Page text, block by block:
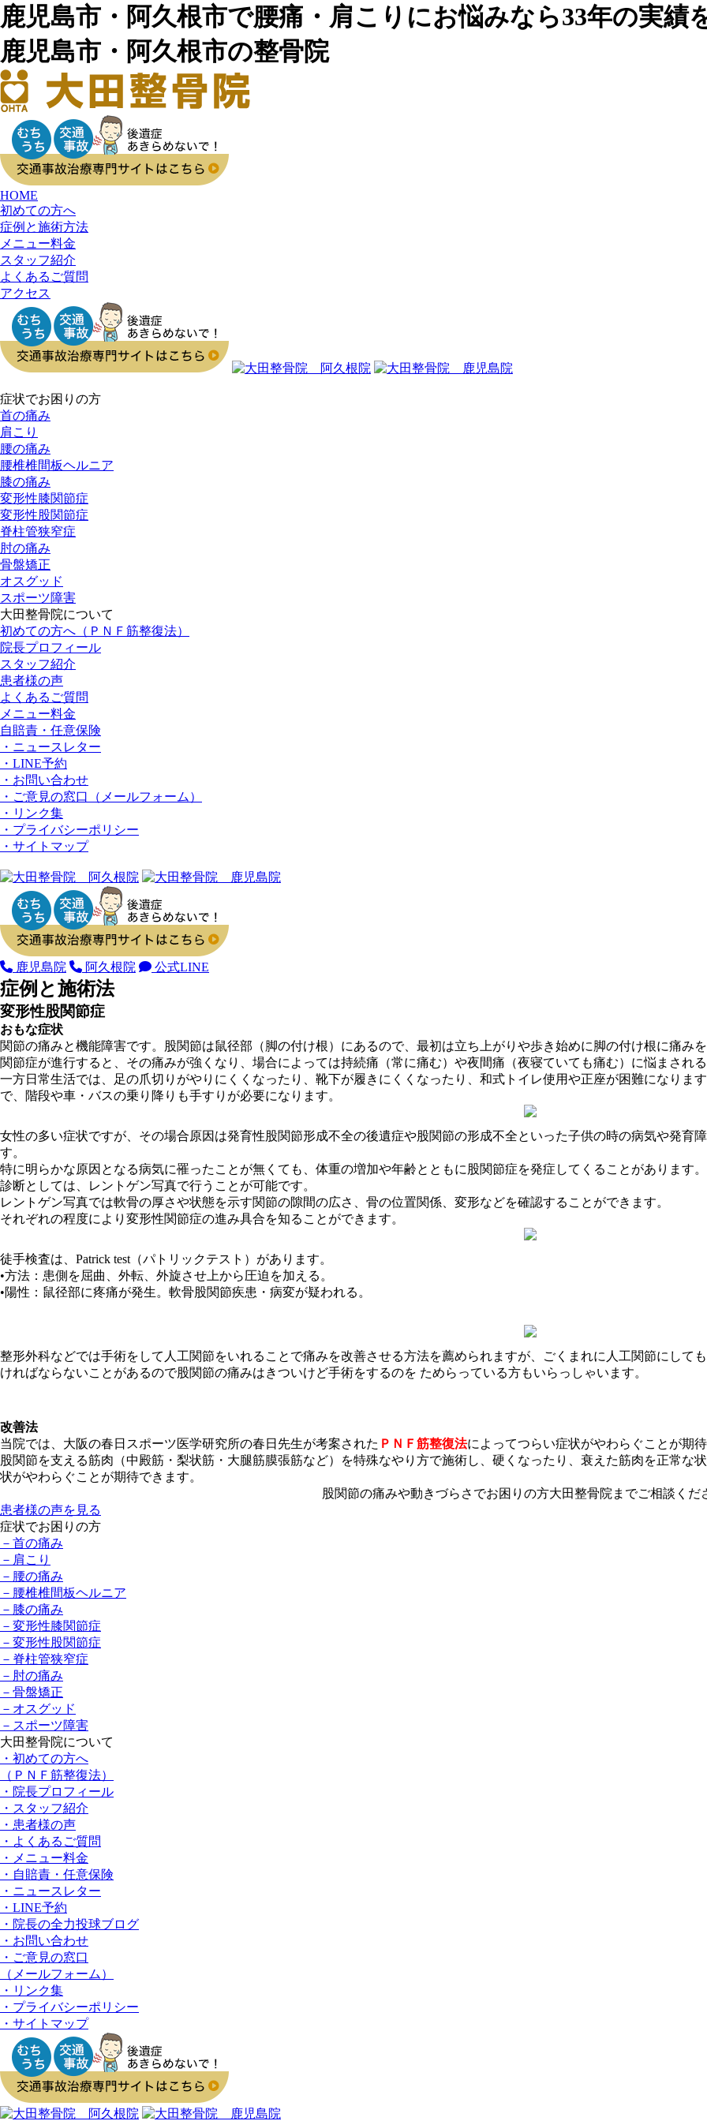
鹿児島市・阿久根市で腰痛・肩こりにお悩みなら33年の実績
鹿児島市・阿久根市の整骨院
HOME
初めての方へ
症例と施術方法
メニュー料金
スタッフ紹介
よくあるご質問
アクセス
症状でお困りの方
首の痛み
肩こり
腰の痛み
腰椎椎間板ヘルニア
膝の痛み
変形性膝関節症
変形性股関節症
脊柱管狭窄症
肘の痛み
骨盤矯正
オスグッド
スポーツ障害
大田整骨院について
初めての方へ（ＰＮＦ筋整復法）
院長プロフィール
スタッフ紹介
患者様の声
よくあるご質問
メニュー料金
⾃賠責・任意保険
・ニュースレター
・LINE予約
・お問い合わせ
・ご意見の窓⼝（メールフォーム）
・リンク集
・プライバシーポリシー
・サイトマップ
鹿児島院 阿久根院 公式LINE
症例と施術法
変形性股関節症
おもな症状
関節の痛みと機能障害です。股関節は鼠径部（脚の付け根）にあるので、最初は立ち上がりや歩き始めに脚の付け根に痛みを
関節症が進行すると、その痛みが強くなり、場合によっては持続痛（常に痛む）や夜間痛（夜寝ていても痛む）に悩まされる
一方日常生活では、足の爪切りがやりにくくなったり、靴下が履きにくくなったり、和式トイレ使用や正座が困難になりま
で、階段や車・バスの乗り降りも手すりが必要になります。
女性の多い症状ですが、その場合原因は発育性股関節形成不全の後遺症や股関節の形成不全といった子供の時の病気や発育
す。
特に明らかな原因となる病気に罹ったことが無くても、体重の増加や年齢とともに股関節症を発症してくることがあります。
診断としては、レントゲン写真で行うことが可能です。
レントゲン写真では軟骨の厚さや状態を示す関節の隙間の広さ、骨の位置関係、変形などを確認することができます。
それぞれの程度により変形性関節症の進み具合を知ることができます。
徒手検査は、Patrick test（パトリックテスト）があります。
•方法：患側を屈曲、外転、外旋させ上から圧迫を加える。
•陽性：鼠径部に疼痛が発生。軟骨股関節疾患・病変が疑われる。
整形外科などでは手術をして人工関節をいれることで痛みを改善させる方法を薦められますが、ごくまれに人工関節にして
ければならないことがあるので股関節の痛みはきついけど手術をするのを ためらっている方もいらっしゃいます。
改善法
当院では、大阪の春日スポーツ医学研究所の春日先生が考案された ＰＮＦ筋整復法によってつらい症状がやわらぐことが期待
股関節を支える筋肉（中殿筋・梨状筋・大腿筋膜張筋など）を特殊なやり方で施術し、硬くなったり、衰えた筋肉を正常な
状がやわらぐことが期待できます。
股関節の痛みや動きづらさでお困りの方大田整骨院までご相談くだ
患者様の声を⾒る
症状でお困りの方
－首の痛み
－肩こり
－腰の痛み
－腰椎椎間板ヘルニア
－膝の痛み
－変形性膝関節症
－変形性股関節症
－脊柱管狭窄症
－肘の痛み
－骨盤矯正
－オスグッド
－スポーツ障害
大田整骨院について
・初めての方へ
（ＰＮＦ筋整復法）
・院長プロフィール
・スタッフ紹介
・患者様の声
・よくあるご質問
・メニュー料金
・⾃賠責・任意保険
・ニュースレター
・LINE予約
・院長の全⼒投球ブログ
・お問い合わせ
・ご意見の窓⼝
（メールフォーム）
・リンク集
・プライバシーポリシー
・サイトマップ